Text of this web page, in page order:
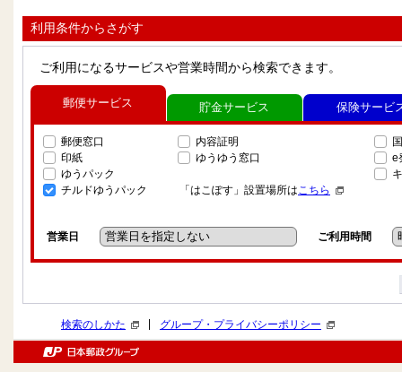
利用条件からさがす
ご利用になるサービスや営業時間から検索できます。
郵便サービス
郵便窓口
印紙
ゆうパック
チルドゆうパック
内容証明
ゆうゆう窓口
「はこぽす」設置場所はこちら
e
営業日 ご利用時間
貯金サービス 保険サービ
検索のしかた グループ・プライバシーポリシー